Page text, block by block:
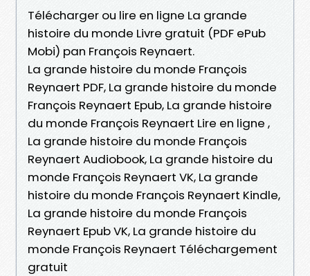
Télécharger ou lire en ligne La grande
histoire du monde Livre gratuit (PDF ePub
Mobi) pan François Reynaert.
La grande histoire du monde François
Reynaert PDF, La grande histoire du monde
François Reynaert Epub, La grande histoire
du monde François Reynaert Lire en ligne ,
La grande histoire du monde François
Reynaert Audiobook, La grande histoire du
monde François Reynaert VK, La grande
histoire du monde François Reynaert Kindle,
La grande histoire du monde François
Reynaert Epub VK, La grande histoire du
monde François Reynaert Téléchargement
gratuit